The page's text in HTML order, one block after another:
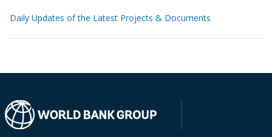
Daily Updates of the Latest Projects & Documents